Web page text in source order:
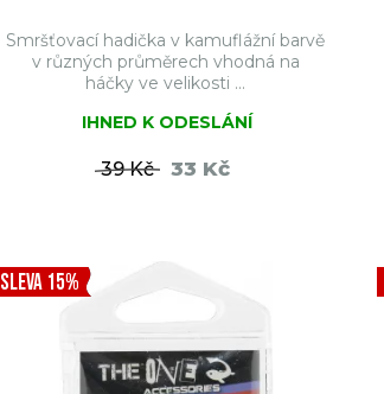
Smršťovací hadička v kamuflážní barvě
v různých průměrech vhodná na
háčky ve velikosti ...
IHNED K ODESLÁNÍ
39 Kč 33 Kč
SLEVA 15%